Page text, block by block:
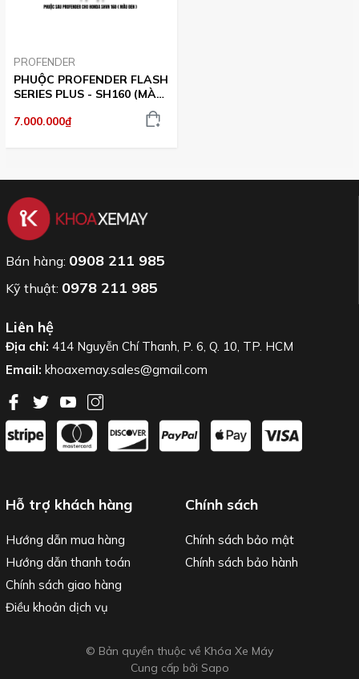
PROFENDER
PHUỘC PROFENDER FLASH
SERIES PLUS - SH160 (MÀU
7.000.000₫
Bán hàng: 0908 211 985
Kỹ thuật: 0978 211 985
Liên hệ
Địa chỉ: 414 Nguyễn Chí Thanh, P. 6, Q. 10, TP. HCM
Email: khoaxemay.sales@gmail.com
Hỗ trợ khách hàng
Hướng dẫn mua hàng
Hướng dẫn thanh toán
Chính sách giao hàng
Điều khoản dịch vụ
Chính sách
Chính sách bảo mật
Chính sách bảo hành
© Bản quyền thuộc về Khóa Xe Máy
Cung cấp bởi Sapo